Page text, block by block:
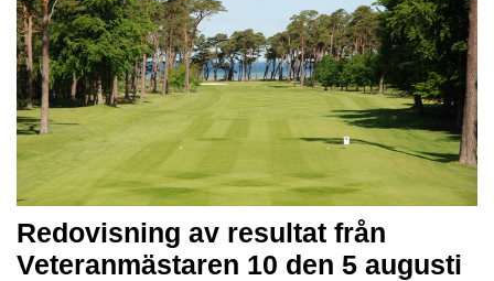
Redovisning av resultat från
Veteranmästaren 10 den 5 augusti